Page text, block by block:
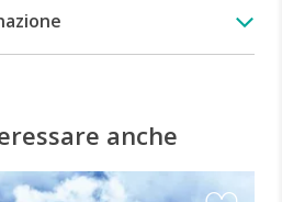
anche